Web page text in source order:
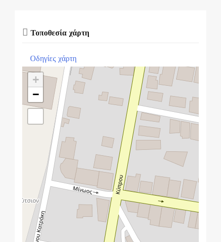
Τοποθεσία χάρτη
Οδηγίες χάρτη
+
−